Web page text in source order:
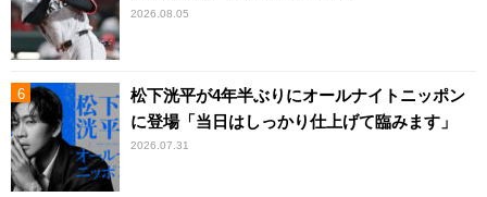
2026.08.05
松下洸平が4年半ぶりにオールナイトニッポン
に登場「当日はしっかり仕上げて臨みます」
2026.07.31